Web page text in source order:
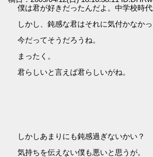
僕は君が好きだったんだよ。中学校時代
しかし、鈍感な君はそれに気付かなかっ
今だってそうだろうね。
まったく。
君らしいと言えば君らしいがね。
しかしあまりにも鈍感過ぎないかい？
気持ちを伝えない僕も悪いと思うが。